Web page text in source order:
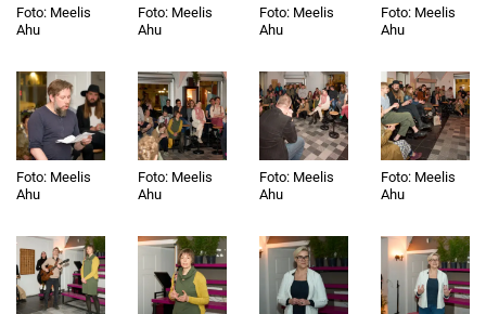
Foto: Meelis
Ahu
Foto: Meelis
Ahu
Foto: Meelis
Ahu
Foto: Meelis
Ahu
Foto: Meelis
Ahu
Foto: Meelis
Ahu
Foto: Meelis
Ahu
Foto: Meelis
Ahu